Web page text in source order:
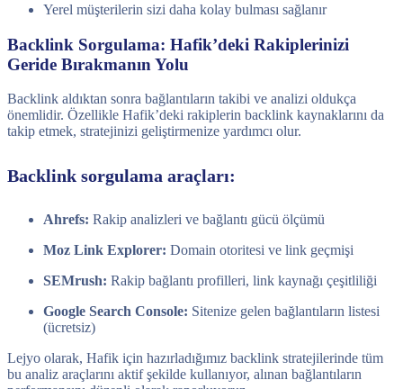
Yerel müşterilerin sizi daha kolay bulması sağlanır
Backlink Sorgulama: Hafik’deki Rakiplerinizi
Geride Bırakmanın Yolu
Backlink aldıktan sonra bağlantıların takibi ve analizi oldukça
önemlidir. Özellikle Hafik’deki rakiplerin backlink kaynaklarını da
takip etmek, stratejinizi geliştirmenize yardımcı olur.
Backlink sorgulama araçları:
Ahrefs: Rakip analizleri ve bağlantı gücü ölçümü
Moz Link Explorer: Domain otoritesi ve link geçmişi
SEMrush: Rakip bağlantı profilleri, link kaynağı çeşitliliği
Google Search Console: Sitenize gelen bağlantıların listesi
(ücretsiz)
Lejyo olarak, Hafik için hazırladığımız backlink stratejilerinde tüm
bu analiz araçlarını aktif şekilde kullanıyor, alınan bağlantıların